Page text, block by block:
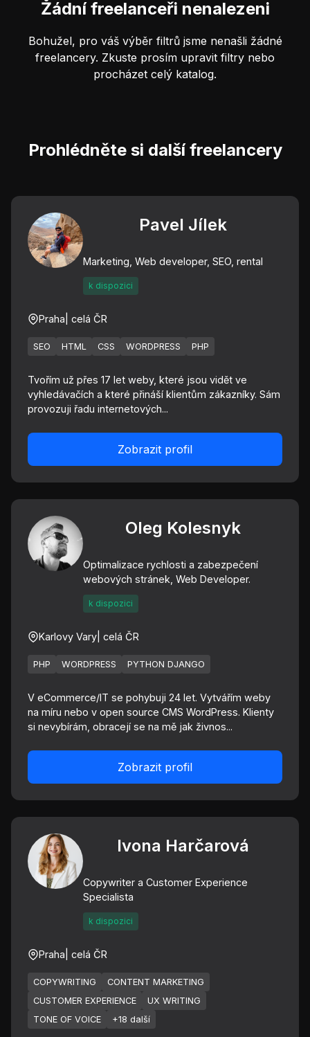
Žádní freelanceři nenalezeni
Bohužel, pro váš výběr filtrů jsme nenašli žádné
freelancery. Zkuste prosím upravit filtry nebo
procházet celý katalog.
Prohlédněte si další freelancery
Pavel Jílek
Marketing, Web developer, SEO, rental
k dispozici
Praha | celá ČR
SEO HTML CSS WORDPRESS PHP
Tvořím už přes 17 let weby, které jsou vidět ve
vyhledávačích a které přináší klientům zákazníky. Sám
provozuji řadu internetových...
Zobrazit profil
Oleg Kolesnyk
Optimalizace rychlosti a zabezpečení
webových stránek, Web Developer.
k dispozici
Karlovy Vary | celá ČR
PHP WORDPRESS PYTHON DJANGO
V eCommerce/IT se pohybuji 24 let. Vytvářím weby
na míru nebo v open source CMS WordPress. Klienty
si nevybírám, obracejí se na mě jak živnos...
Zobrazit profil
Ivona Harčarová
Copywriter a Customer Experience
Specialista
k dispozici
Praha | celá ČR
COPYWRITING
CONTENT MARKETING
CUSTOMER EXPERIENCE
UX WRITING
TONE OF VOICE
+18 další